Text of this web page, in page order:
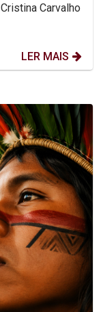
Carvalho
LER MAIS